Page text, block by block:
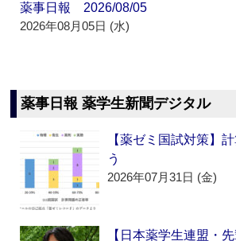
薬事日報 2026/08/05
2026年08月05日 (水)
薬事日報 薬学生新聞デジタル
【薬ゼミ国試対策】
う
2026年07月31日 (金)
【日本薬学生連盟・